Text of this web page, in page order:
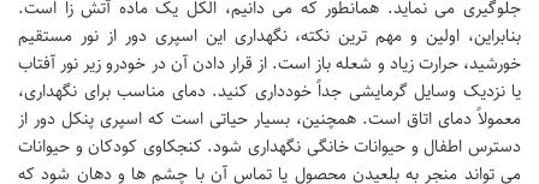
جلوگیری می نماید. همانطور که می دانیم، الکل یک ماده آتش زا است.
بنابراین، اولین و مهم ترین نکته، نگهداری این اسپری دور از نور مستقیم
خورشید، حرارت زیاد و شعله باز است. از قرار دادن آن در خودرو زیر نور آفتاب
یا نزدیک وسایل گرمایشی جداً خودداری کنید. دمای مناسب برای نگهداری،
معمولاً دمای اتاق است. همچنین، بسیار حیاتی است که اسپری پنکل دور از
دسترس اطفال و حیوانات خانگی نگهداری شود. کنجکاوی کودکان و حیوانات
می تواند منجر به بلعیدن محصول یا تماس آن با چشم ها و دهان شود که